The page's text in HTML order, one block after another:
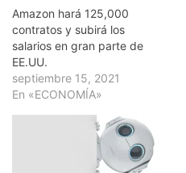
Amazon hará 125,000
contratos y subirá los
salarios en gran parte de
EE.UU.
septiembre 15, 2021
En «ECONOMÍA»